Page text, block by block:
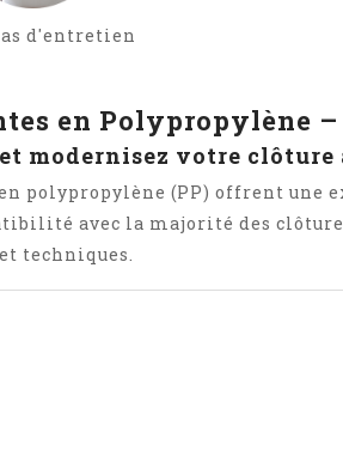
d'entretien
en Polypropylène
modernisez votre
en polypropylène (PP) offrent
avec la majorité des
techniques.